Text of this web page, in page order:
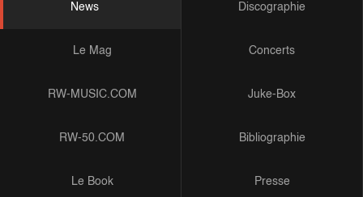
News
Le Mag
RW-MUSIC.COM
RW-50.COM
Le Book
Discographie
Concerts
Juke-Box
Bibliographie
Presse